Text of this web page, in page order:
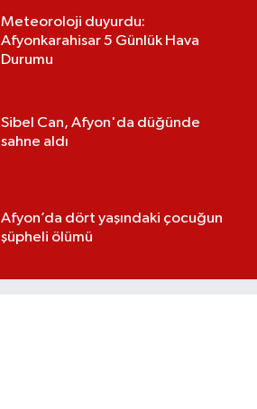
Meteoroloji duyurdu:
Afyonkarahisar 5 Günlük Hava
Durumu
Sibel Can, Afyon'da düğünde
sahne aldı
Afyon’da dört yaşındaki çocuğun
şüpheli ölümü